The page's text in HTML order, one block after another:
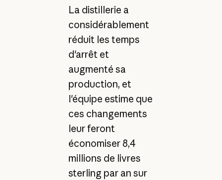
La distillerie a
considérablement
réduit les temps
d'arrêt et
augmenté sa
production, et
l'équipe estime que
ces changements
leur feront
économiser 8,4
millions de livres
sterling par an sur